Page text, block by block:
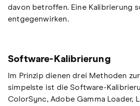
davon betroffen. Eine Kalibrierung
entgegenwirken.
Software-Kalibrierung
Im Prinzip dienen drei Methoden
simpelste ist die Software-
ColorSync, Adobe Gamma Loader,